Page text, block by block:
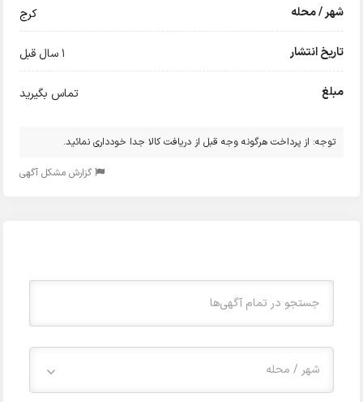
شهر / محله کرج
تاریخ انتشار 1 سال قبل
مبلغ تماس بگیرید
توجه: از پرداخت هرگونه وجه قبل از دریافت کالا جدا خودداری نمائید.
گزارش مشکل آگهی
شهر / محله